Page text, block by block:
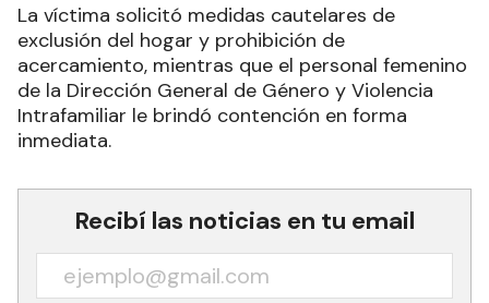
La víctima solicitó medidas cautelares de
exclusión del hogar y prohibición de
acercamiento, mientras que el personal femenino
de la Dirección General de Género y Violencia
Intrafamiliar le brindó contención en forma
inmediata.
Recibí las noticias en tu email